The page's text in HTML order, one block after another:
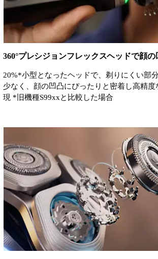
360°プレシジョンフレックスヘッドで顔
20%*小型となったヘッドで、剃りにくい部
少なく、顔の凹凸にぴったりと密着し高精
現 *旧機種S99xxと比較した場合